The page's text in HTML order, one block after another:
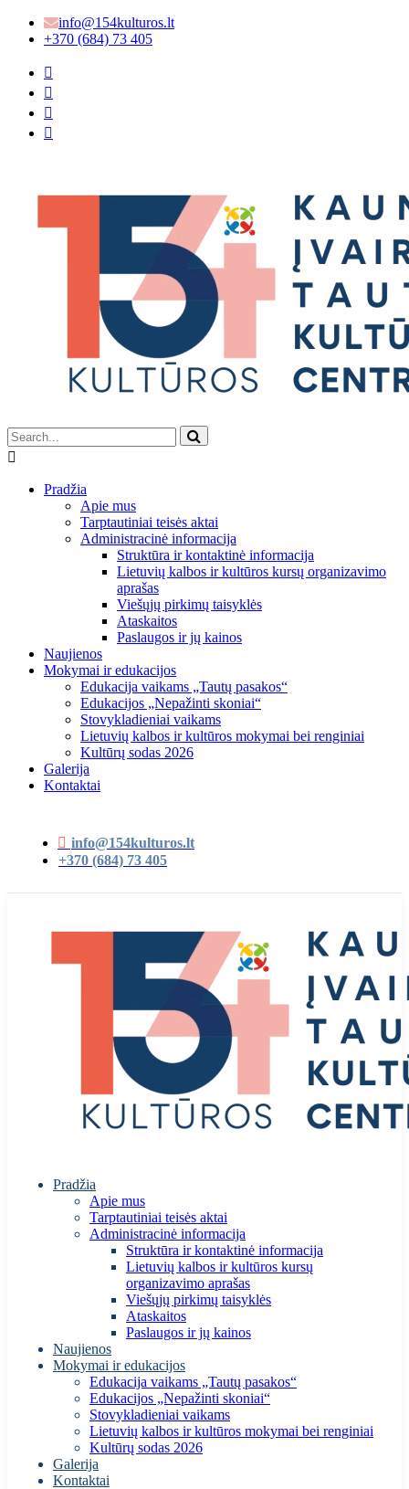
info@154kulturos.lt
+370 (684) 73 405
Pradžia
Apie mus
Tarptautiniai teisės aktai
Administracinė informacija
Struktūra ir kontaktinė informacija
Lietuvių kalbos ir kultūros kursų organizavimo
aprašas
Viešųjų pirkimų taisyklės
Ataskaitos
Paslaugos ir jų kainos
Naujienos
Mokymai ir edukacijos
Edukacija vaikams „Tautų pasakos“
Edukacijos „Nepažinti skoniai“
Stovykladieniai vaikams
Lietuvių kalbos ir kultūros mokymai bei renginiai
Kultūrų sodas 2026
Galerija
Kontaktai
info@154kulturos.lt
+370 (684) 73 405
Pradžia
Apie mus
Tarptautiniai teisės aktai
Administracinė informacija
Struktūra ir kontaktinė informacija
Lietuvių kalbos ir kultūros kursų
organizavimo aprašas
Viešųjų pirkimų taisyklės
Ataskaitos
Paslaugos ir jų kainos
Naujienos
Mokymai ir edukacijos
Edukacija vaikams „Tautų pasakos“
Edukacijos „Nepažinti skoniai“
Stovykladieniai vaikams
Lietuvių kalbos ir kultūros mokymai bei renginiai
Kultūrų sodas 2026
Galerija
Kontaktai